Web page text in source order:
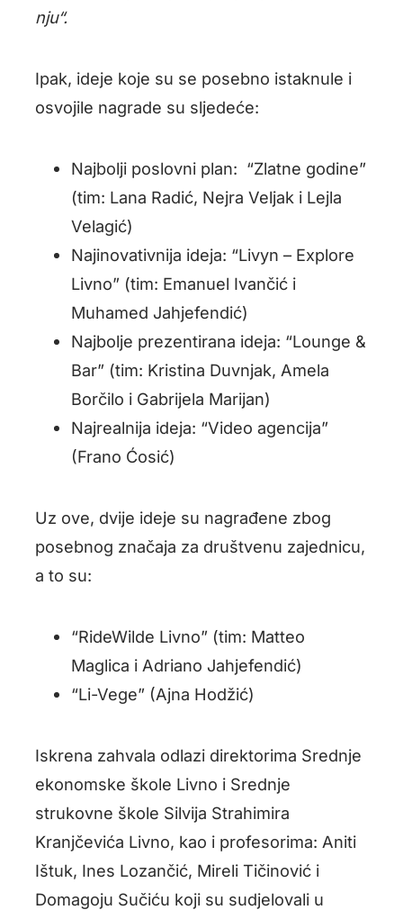
nju“.
Ipak, ideje koje su se posebno istaknule i
osvojile nagrade su sljedeće:
Najbolji poslovni plan: “Zlatne godine”
(tim: Lana Radić, Nejra Veljak i Lejla
Velagić)
Najinovativnija ideja: “Livyn – Explore
Livno” (tim: Emanuel Ivančić i
Muhamed Jahjefendić)
Najbolje prezentirana ideja: “Lounge &
Bar” (tim: Kristina Duvnjak, Amela
Borčilo i Gabrijela Marijan)
Najrealnija ideja: “Video agencija”
(Frano Ćosić)
Uz ove, dvije ideje su nagrađene zbog
posebnog značaja za društvenu zajednicu,
a to su:
“RideWilde Livno” (tim: Matteo
Maglica i Adriano Jahjefendić)
“Li-Vege” (Ajna Hodžić)
Iskrena zahvala odlazi direktorima Srednje
ekonomske škole Livno i Srednje
strukovne škole Silvija Strahimira
Kranjčevića Livno, kao i profesorima: Aniti
Ištuk, Ines Lozančić, Mireli Tičinović i
Domagoju Sučiću koji su sudjelovali u